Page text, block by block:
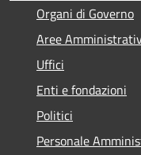
Organi di Governo
Aree
Uffici
Enti e fondazioni
Politici
Personale